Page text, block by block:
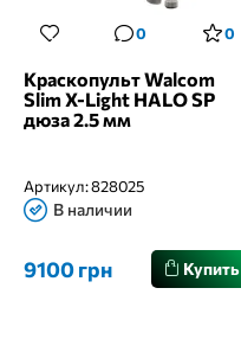
0 0
Краскопульт Walcom
Slim X-Light HALO SP
дюза 2.5 мм
Артикул:828025
В наличии
9100 грн Купить